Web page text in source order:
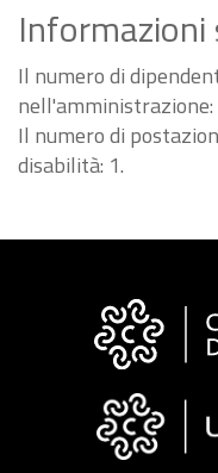
Il numero di
nell'amministrazione:
Il numero di
disabilità: 1.
"Fattura